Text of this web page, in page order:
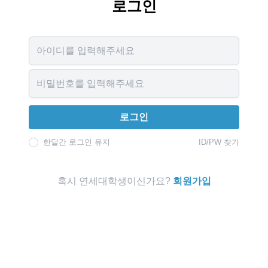
로그인
로그인
한달간 로그인 유지 ID/PW 찾기
혹시 연세대학생이신가요? 회원가입